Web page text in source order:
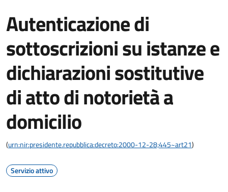
Autenticazione di
sottoscrizioni su istanze e
dichiarazioni sostitutive
di atto di notorietà a
domicilio
(urn:nir:presidente.repubblica:decreto:2000-12-28;445~art21)
Servizio attivo